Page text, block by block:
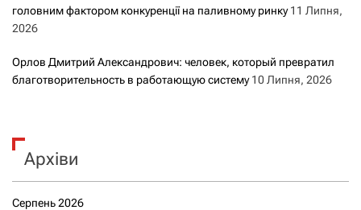
головним фактором конкуренції на паливному ринку 11 Липня,
2026
Орлов Дмитрий Александрович: человек, который превратил
благотворительность в работающую систему 10 Липня, 2026
Архіви
Серпень 2026